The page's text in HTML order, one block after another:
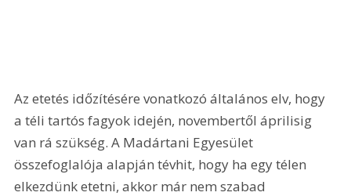
Az etetés időzítésére vonatkozó általános elv, hogy
a téli tartós fagyok idején, novembertől áprilisig
van rá szükség. A Madártani Egyesület
összefoglalója alapján tévhit, hogy ha egy télen
elkezdünk etetni, akkor már nem szabad